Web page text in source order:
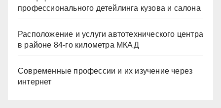
профессионального детейлинга кузова и салона
Расположение и услуги автотехнического центра
в районе 84-го километра МКАД
Современные профессии и их изучение через
интернет